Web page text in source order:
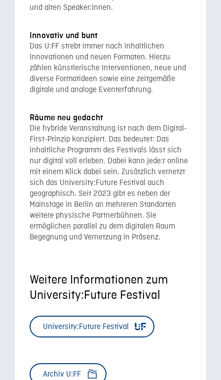
und alten Speaker:innen.
Innovativ und bunt
Das U:FF strebt immer nach inhaltlichen
Innovationen und neuen Formaten. Hierzu
zählen künstlerische Interventionen, neue und
diverse Formatideen sowie eine zeitgemäße
digitale und analoge Eventerfahrung.
Räume neu gedacht
Die hybride Veranstaltung ist nach dem Digital-
First-Prinzip konzipiert. Das bedeutet: Das
inhaltliche Programm des Festivals lässt sich
nur digital voll erleben. Dabei kann jede:r online
mit einem Klick dabei sein. Zusätzlich vernetzt
sich das University:Future Festival auch
geographisch. Seit 2023 gibt es neben der
Mainstage in Berlin an mehreren Standorten
weitere physische Partnerbühnen. Sie
ermöglichen parallel zu dem digitalen Raum
Begegnung und Vernetzung in Präsenz.
Weitere Informationen zum
University:Future Festival
University:Future Festival
Archiv U:FF